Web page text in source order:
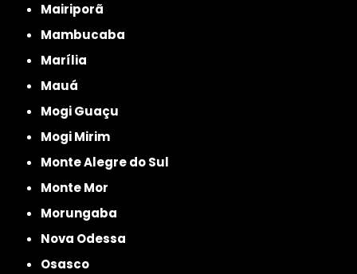
Mairiporã
Mambucaba
Marília
Mauá
Mogi Guaçu
Mogi Mirim
Monte Alegre do Sul
Monte Mor
Morungaba
Nova Odessa
Osasco